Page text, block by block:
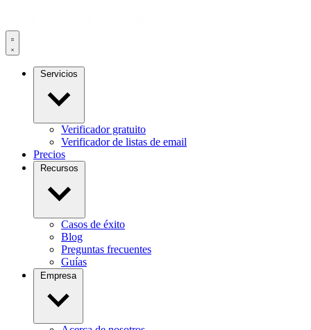
Servicios
Verificador gratuito
Verificador de listas de email
Precios
Recursos
Casos de éxito
Blog
Preguntas frecuentes
Guías
Empresa